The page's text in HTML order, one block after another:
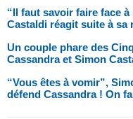
“Il faut savoir faire face
Castaldi réagit suite à sa
Un couple phare des
Cassandra et Simon
“Vous êtes à vomir”,
défend Cassandra ! On